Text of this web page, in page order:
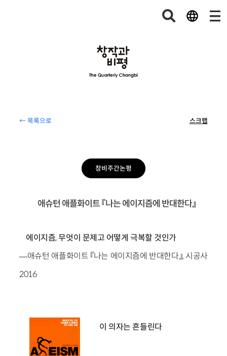
← 목록으로 스크랩
창비주간논평
애슈턴 애플화이트 『나는 에이지즘에 반대한다』
에이지즘, 무엇이 문제고 어떻게 극복할 것인가
―애슈턴 애플화이트 『나는 에이지즘에 반대한다』, 시공사
2016
이 의자는 흔들린다